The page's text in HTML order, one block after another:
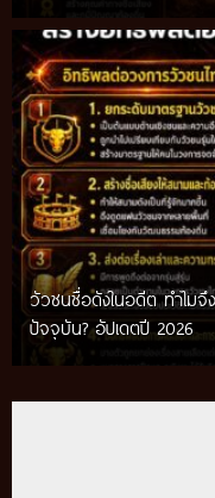
วัวชนชื่อดังในอดีต ทำไมจึ
ปัจจุบัน? อัปเดตปี 2026
กติกาวัวชนสมัยก่อน วิถี
ท้องถิ่น อัปเดตปี 2026